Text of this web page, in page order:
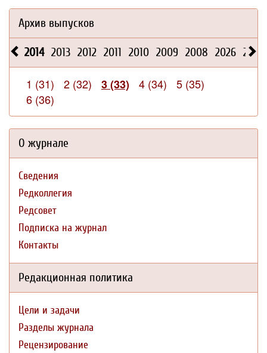
Архив выпусков
2014 2013 2012 2011 2010 2009 2008 2026 2025
1 (31) 2 (32) 3 (33) 4 (34)
5 (35)
6 (36)
О журнале
Сведения
Редколлегия
Редсовет
Подписка на журнал
Контакты
Редакционная политика
Цели и задачи
Разделы журнала
Рецензирование